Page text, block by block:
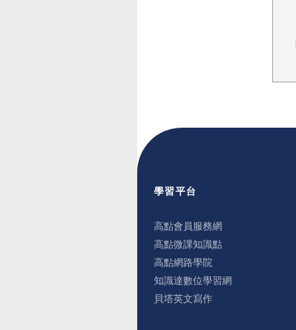
學習平台
高點會員服務網
高點微課知識點
高點網路學院
知識達數位學習網
貝塔英文寫作